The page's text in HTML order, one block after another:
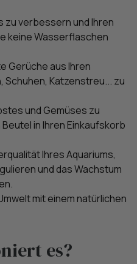
zu verbessern und Ihren
keine Wasserflaschen
Gerüche aus Ihren
Katzenstreu... zu
und Gemüses zu
in Ihren Einkaufskorb
Ihres Aquariums,
und das Wachstum
mit einem natürlichen
es?